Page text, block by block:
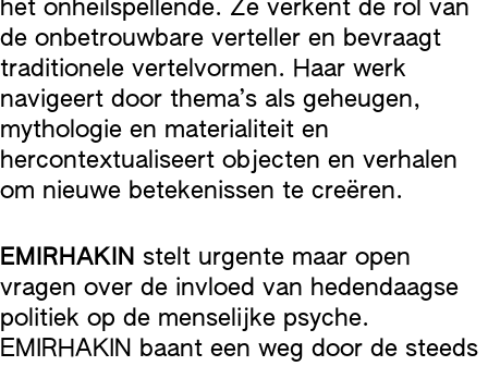
het onheilspellende. Ze verkent de rol van
de onbetrouwbare verteller en bevraagt
traditionele vertelvormen. Haar werk
navigeert door thema’s als geheugen,
mythologie en materialiteit en
hercontextualiseert objecten en verhalen
om nieuwe betekenissen te creëren.
EMIRHAKIN stelt urgente maar open
vragen over de invloed van hedendaagse
politiek op de menselijke psyche.
EMIRHAKIN baant een weg door de steeds